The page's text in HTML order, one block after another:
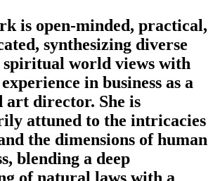
is open-minded, practical,
synthesizing diverse
world views with
in business as a
art director. She is
attuned to the intricacies
the dimensions of human
blending a deep
of natural laws with a